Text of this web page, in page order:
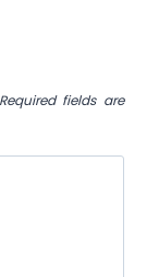
Required fields are